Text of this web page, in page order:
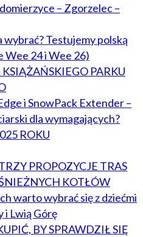
– Zgorzelec –
wybrać? Testujemy polską
Wee 24 i Wee 26)
PARKU
i SnowPack Extender –
dla wymagających?
ROKU
PROPOZYCJE TRAS
KOTŁÓW
warto wybrać się z dziećmi
i Lwią Górę
BY SPRAWDZIŁ SIĘ